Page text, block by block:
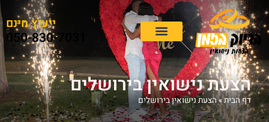
ייעוץ חינם
050-830-7031
הצעת נישואין בירושלים
דף הבית»הצעת נישואין בירושלים